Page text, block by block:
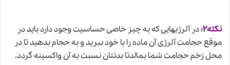
نکته۲:
در آلرژیهایی که به چیز خاصی حساسیت وجود دارد باید در
موقع حجامت آلرژی آن ماده را با خود ببرید و به حجام بدهید تا در
محل زخم حجامت شما بمالدتا بدنتان نسبت به آن واکسینه گردد.